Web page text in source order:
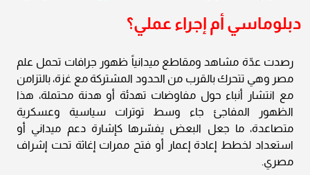
دبلوماسي أم إجراء عملي؟
رصدت عدّة مشاهد ومقاطع ميدانياً ظهور جرافات تحمل علم
مصر وهي تتحرك بالقرب من الحدود المشتركة مع غزة، بالتزامن
مع انتشار أنباء حول مفاوضات تهدئة أو هدنة محتملة، هذا
الظهور المفاجئ جاء وسط توترات سياسية وعسكرية
متصاعدة، ما جعل البعض يفسّرها كإشارة دعم ميداني أو
استعداد لخطط إعادة إعمار أو فتح ممرات إغاثة تحت إشراف
مصري.